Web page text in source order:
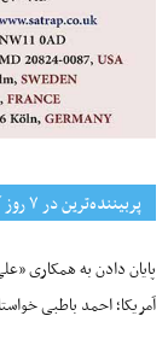
پربیننده‌ترین‌ در ۷ روز گذشته
پایان دادن به همکاری
آمریکا؛ احمد باطبی